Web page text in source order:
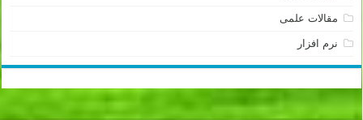
مقالات علمی
نرم افزار